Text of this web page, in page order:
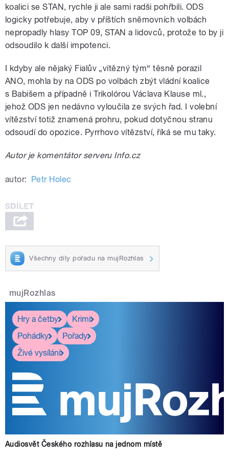
koalici se STAN, rychle ji ale sami radši pohřbili. ODS
logicky potřebuje, aby v příštích sněmovních volbách
nepropadly hlasy TOP 09, STAN a lidovců, protože to by ji
odsoudilo k další impotenci.
I kdyby ale nějaký Fialův „vítězný tým“ těsně porazil
ANO, mohla by na ODS po volbách zbýt vládní koalice
s Babišem a případně i Trikolórou Václava Klause ml.,
jehož ODS jen nedávno vyloučila ze svých řad. I volební
vítězství totiž znamená prohru, pokud dotyčnou stranu
odsoudí do opozice. Pyrrhovo vítězství, říká se mu taky.
Autor je komentátor serveru Info.cz
autor: Petr Holec
Všechny díly pořadu na mujRozhlas
mujRozhlas
Hry a četby
Krimi
Pohádky
Pořady
Živé vysílání
Audiosvět Českého rozhlasu na jednom místě